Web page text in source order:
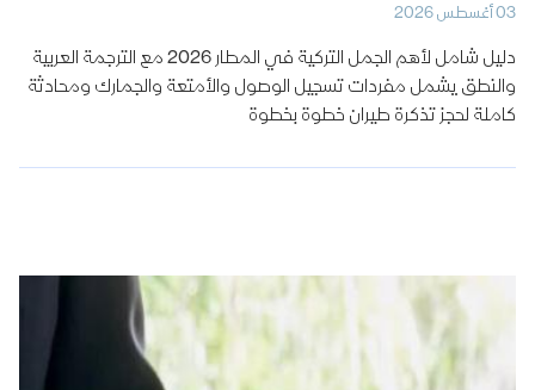
03 أغسطس 2026
دليل شامل لأهم الجمل التركية في المطار 2026 مع الترجمة العربية
والنطق يشمل مفردات تسجيل الوصول والأمتعة والجمارك ومحادثة
كاملة لحجز تذكرة طيران خطوة بخطوة